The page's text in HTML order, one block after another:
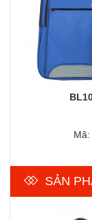
Mã:
SẢN